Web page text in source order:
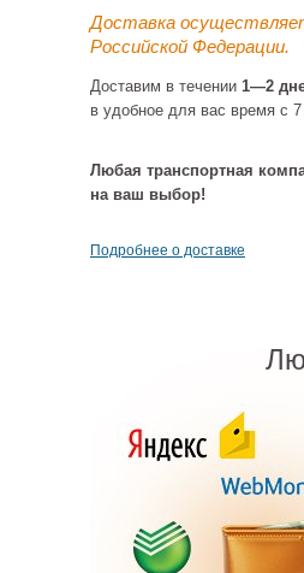
Доставка
Российской Федерации.
Доставим в течении 1—2
в удобное для вас время с
Любая транспортная
на ваш выбор!
Подробнее о доставке